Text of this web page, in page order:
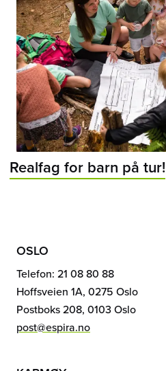
Realfag for barn på tur!
OSLO
Telefon: 21 08 80 88
Hoffsveien 1A, 0275 Oslo
Postboks 208, 0103 Oslo
post@espira.no